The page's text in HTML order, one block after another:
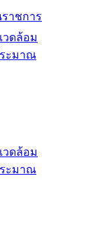
ดล้อม
ะมาณ
าชการ
ดล้อม
ะมาณ
ละวางแผน
ะกรรมการชุมชน
เข้าร่วมประชุมกัน
ร้อย ณ อาคาร
ศิลา)
าสตร์และงบ